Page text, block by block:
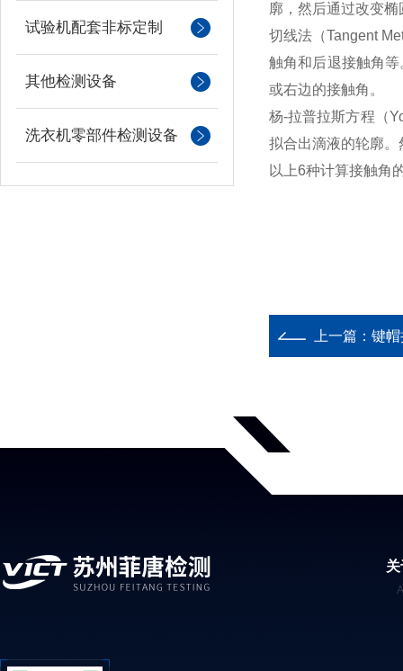
试验机配套非标定制
其他检测设备
洗衣机零部件检测设备
廓，然后通过改变
切线法（Tangent
触角和后退接触角
或右边的接触角。
杨-拉普拉斯方程（
拟合出滴液的轮廓。
以上6种计算接触角
上一篇： 键